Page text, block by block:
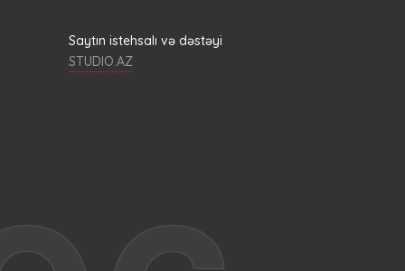
Saytın istehsalı və dəstəyi
STUDIO.AZ